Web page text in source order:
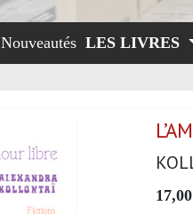
Nouveautés LES LIVRES